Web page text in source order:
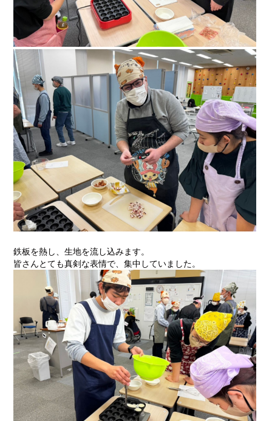
鉄板を熱し、生地を流し込みます。
皆さんとても真剣な表情で、集中していました。